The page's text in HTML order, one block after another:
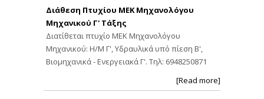
Διάθεση Πτυχίου ΜΕΚ Μηχανολόγου
Μηχανικού Γ' Τάξης
Διατίθεται πτυχίο ΜΕΚ Μηχανολόγου
Μηχανικού: Η/Μ Γ', Υδραυλικά υπό πίεση Β',
Βιομηχανικά - Ενεργειακά Γ'. Τηλ: 6948250871
[Read more]